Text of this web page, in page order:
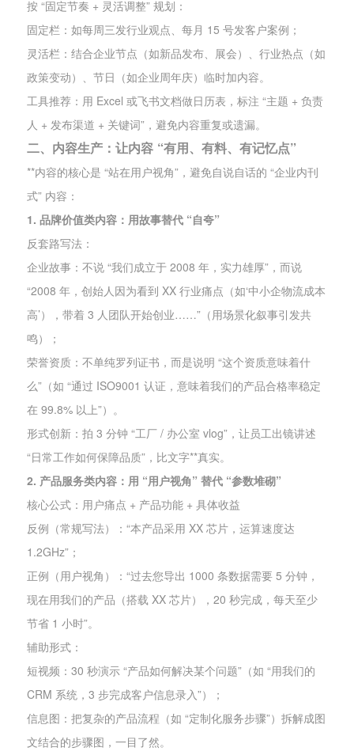
按 “固定节奏 + 灵活调整” 规划：
固定栏：如每周三发行业观点、每月 15 号发客户案例；
灵活栏：结合企业节点（如新品发布、展会）、行业热点（如
政策变动）、节日（如企业周年庆）临时加内容。
工具推荐：用 Excel 或飞书文档做日历表，标注 “主题 + 负责
人 + 发布渠道 + 关键词”，避免内容重复或遗漏。
二、内容生产：让内容 “有用、有料、有记忆点”
**内容的核心是 “站在用户视角”，避免自说自话的 “企业内刊
式” 内容：
1. 品牌价值类内容：用故事替代 “自夸”
反套路写法：
企业故事：不说 “我们成立于 2008 年，实力雄厚”，而说
“2008 年，创始人因为看到 XX 行业痛点（如‘中小企物流成本
高’），带着 3 人团队开始创业……”（用场景化叙事引发共
鸣）；
荣誉资质：不单纯罗列证书，而是说明 “这个资质意味着什
么”（如 “通过 ISO9001 认证，意味着我们的产品合格率稳定
在 99.8% 以上”）。
形式创新：拍 3 分钟 “工厂 / 办公室 vlog”，让员工出镜讲述
“日常工作如何保障品质”，比文字**真实。
2. 产品服务类内容：用 “用户视角” 替代 “参数堆砌”
核心公式：用户痛点 + 产品功能 + 具体收益
反例（常规写法）：“本产品采用 XX 芯片，运算速度达
1.2GHz”；
正例（用户视角）：“过去您导出 1000 条数据需要 5 分钟，
现在用我们的产品（搭载 XX 芯片），20 秒完成，每天至少
节省 1 小时”。
辅助形式：
短视频：30 秒演示 “产品如何解决某个问题”（如 “用我们的
CRM 系统，3 步完成客户信息录入”）；
信息图：把复杂的产品流程（如 “定制化服务步骤”）拆解成图
文结合的步骤图，一目了然。